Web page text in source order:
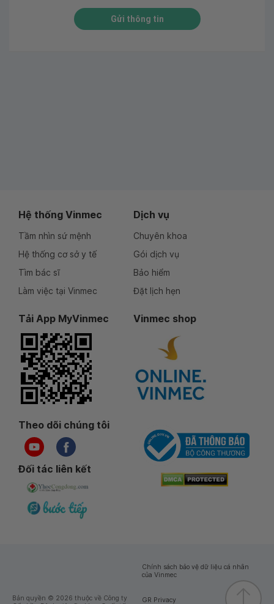
Gửi thông tin
Hệ thống Vinmec
Tầm nhìn sứ mệnh
Hệ thống cơ sở y tế
Tìm bác sĩ
Làm việc tại Vinmec
Dịch vụ
Chuyên khoa
Gói dịch vụ
Bảo hiểm
Đặt lịch hẹn
Tải App MyVinmec Vinmec shop
Theo dõi chúng tôi
Đối tác liên kết
Bản quyền © 2026 thuộc về Công ty
Chính sách bảo vệ dữ liệu cá nhân
của Vinmec
GR Privacy